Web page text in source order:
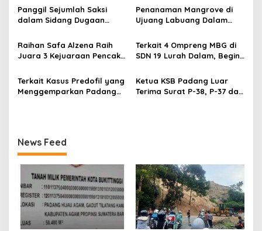
p
o
s
Panggil Sejumlah Saksi
dalam Sidang Dugaan
Terdakwa Haji DS
Penanaman Mangrove di
Ujuang Labuang Dalam
Sedunia
Raihan Safa Alzena Raih
Juara 3 Kejuaraan Pencak
Sumatera Barat
Terkait 4 Ompreng MBG di
SDN 19 Lurah Dalam, Begini
Terkait Kasus Predofil yang
Menggemparkan Padang
Ketua KSB Padang Luar
Terima Surat P-38, P-37 dari
News Feed